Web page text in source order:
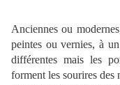
Anciennes ou
peintes ou vernies, à
différentes mais les
forment les sourires des